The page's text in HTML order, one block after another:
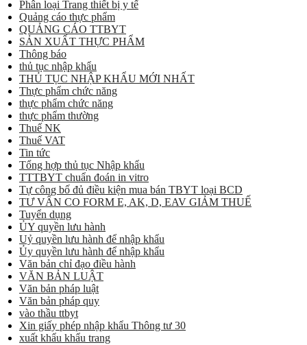
Phân loại Trang thiết bị y tế
Quảng cáo thực phẩm
QUẢNG CÁO TTBYT
SẢN XUẤT THỰC PHẨM
Thông báo
thủ tục nhập khẩu
THỦ TỤC NHẬP KHẨU MỚI NHẤT
Thực phẩm chức năng
thực phẩm chức năng
thực phẩm thường
Thuế NK
Thuế VAT
Tin tức
Tổng hợp thủ tục Nhập khẩu
TTTBYT chuẩn đoán in vitro
Tự công bố đủ điều kiện mua bán TBYT loại BCD
TƯ VẤN CO FORM E, AK, D, EAV GIẢM THUẾ
Tuyển dụng
ỦY quyền lưu hành
Uỷ quyền lưu hành để nhập khẩu
Ủy quyền lưu hành để nhập khẩu
Văn bản chỉ đạo điều hành
VĂN BẢN LUẬT
Văn bản pháp luật
Văn bản pháp quy
vào thầu ttbyt
Xin giấy phép nhập khẩu Thông tư 30
xuất khẩu khẩu trang